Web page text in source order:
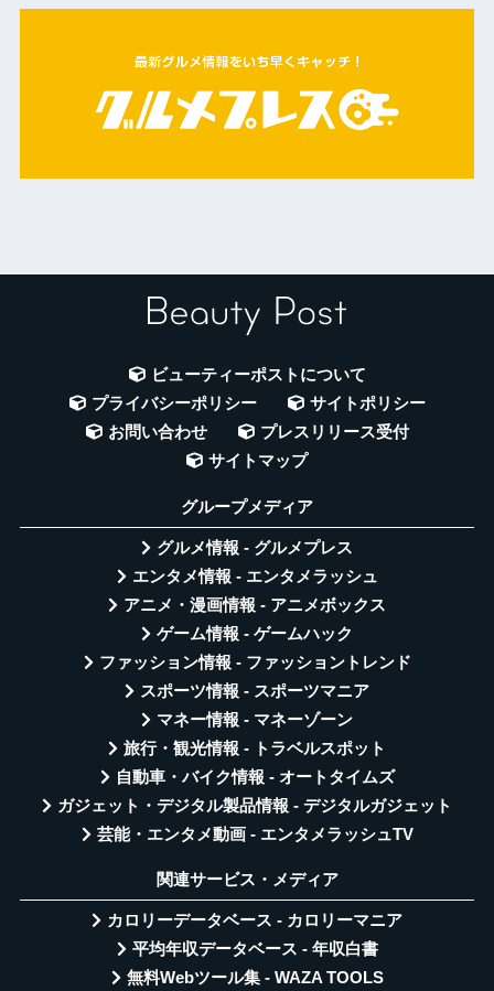
ビューティーポストについて
プライバシーポリシー
サイトポリシー
お問い合わせ
プレスリリース受付
サイトマップ
グループメディア
グルメ情報 - グルメプレス
エンタメ情報 - エンタメラッシュ
アニメ・漫画情報 - アニメボックス
ゲーム情報 - ゲームハック
ファッション情報 - ファッショントレンド
スポーツ情報 - スポーツマニア
マネー情報 - マネーゾーン
旅行・観光情報 - トラベルスポット
自動車・バイク情報 - オートタイムズ
ガジェット・デジタル製品情報 - デジタルガジェット
芸能・エンタメ動画 - エンタメラッシュTV
関連サービス・メディア
カロリーデータベース - カロリーマニア
平均年収データベース - 年収白書
無料Webツール集 - WAZA TOOLS